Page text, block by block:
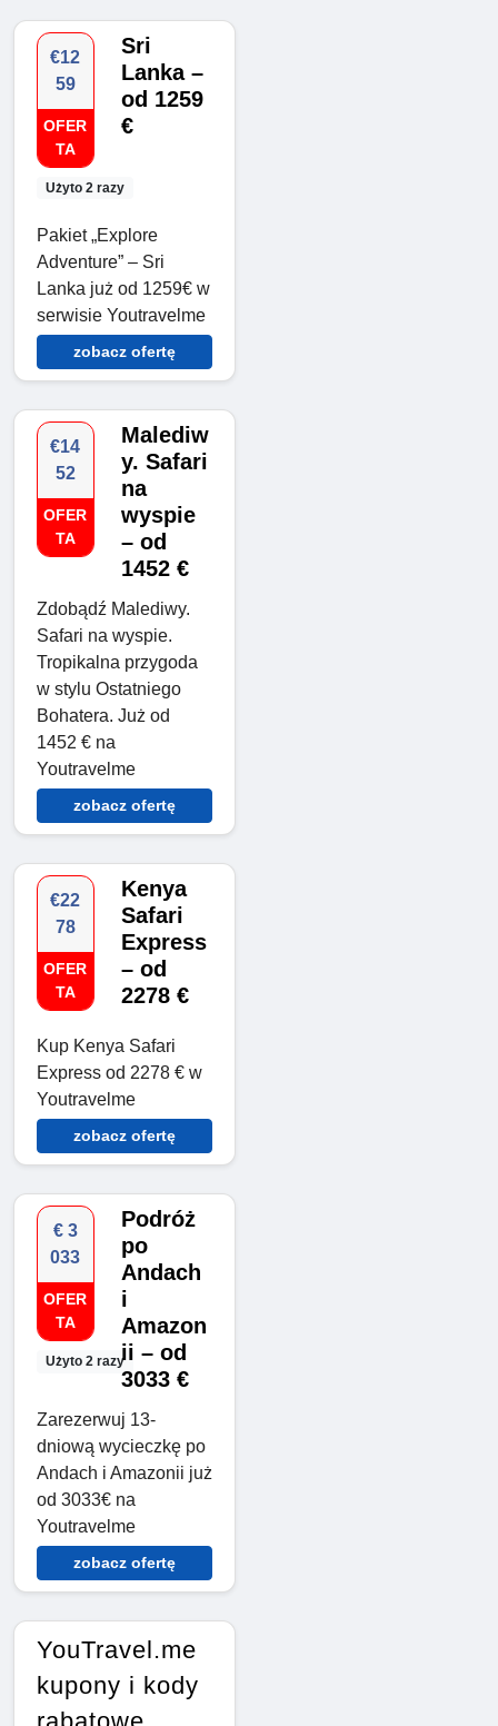
€12
59
OFER
TA
Użyto 2 razy
Sri
Lanka –
od 1259
€
Pakiet „Explore
Adventure” – Sri
Lanka już od 1259€ w
serwisie Youtravelme
zobacz ofertę
€14
52
OFER
TA
Malediw
y. Safari
na
wyspie
– od
1452 €
Zdobądź Malediwy.
Safari na wyspie.
Tropikalna przygoda
w stylu Ostatniego
Bohatera. Już od
1452 € na
Youtravelme
zobacz ofertę
€22
78
OFER
TA
Kenya
Safari
Express
– od
2278 €
Kup Kenya Safari
Express od 2278 € w
Youtravelme
zobacz ofertę
€ 3
033
OFER
TA
Użyto 2 razy
Podróż
po
Andach
i
Amazon
ii – od
3033 €
Zarezerwuj 13-
dniową wycieczkę po
Andach i Amazonii już
od 3033€ na
Youtravelme
zobacz ofertę
YouTravel.me
kupony i kody